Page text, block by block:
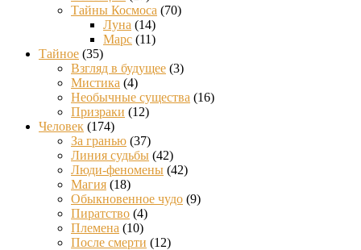
Тайны Космоса (70)
Луна (14)
Марс (11)
Тайное (35)
Взгляд в будущее (3)
Мистика (4)
Необычные существа (16)
Призраки (12)
Человек (174)
За гранью (37)
Линия судьбы (42)
Люди-феномены (42)
Магия (18)
Обыкновенное чудо (9)
Пиратство (4)
Племена (10)
После смерти (12)